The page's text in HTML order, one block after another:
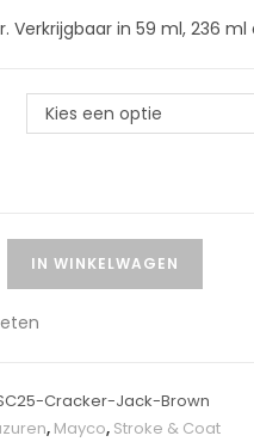
Verkrijgbaar in 59 ml, 236
Kies een optie
IN WINKELWAGEN
Cracker-Jack-Brown
, Mayco, Stroke & Coat